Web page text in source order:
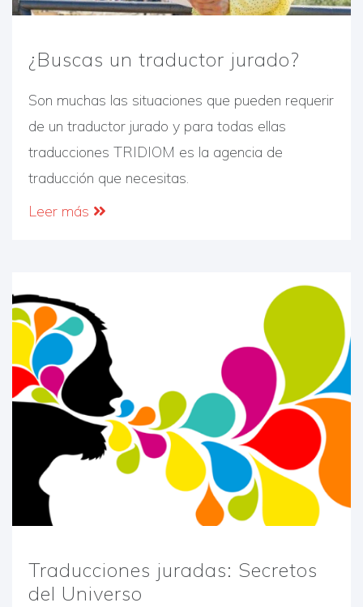
¿Buscas un traductor jurado?
Son muchas las situaciones que pueden requerir
de un traductor jurado y para todas ellas
traducciones TRIDIOM es la agencia de
traducción que necesitas.
Leer más
Traducciones juradas: Secretos
del Universo